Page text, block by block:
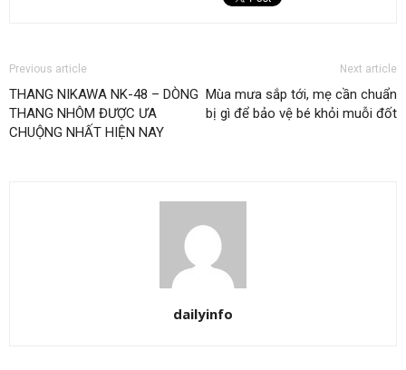
Previous article
THANG NIKAWA NK-48 – DÒNG
THANG NHÔM ĐƯỢC ƯA
CHUỘNG NHẤT HIỆN NAY
Next article
Mùa mưa sắp tới, mẹ cần chuẩn
bị gì để bảo vệ bé khỏi muỗi đốt
dailyinfo